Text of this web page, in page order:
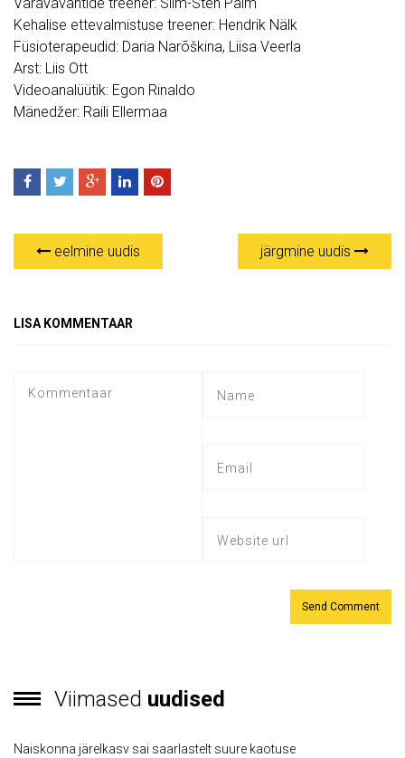
Kehalise ettevalmistuse treener: Hendrik Nälk
Füsioterapeudid: Daria Narõškina, Liisa Veerla
Arst: Liis Ott
Videoanalüütik: Egon Rinaldo
Mänedžer: Raili Ellermaa
eelmine uudis järgmine uudis
LISA KOMMENTAAR
Viimased uudised
Naiskonna järelkasv sai saarlastelt suure kaotuse